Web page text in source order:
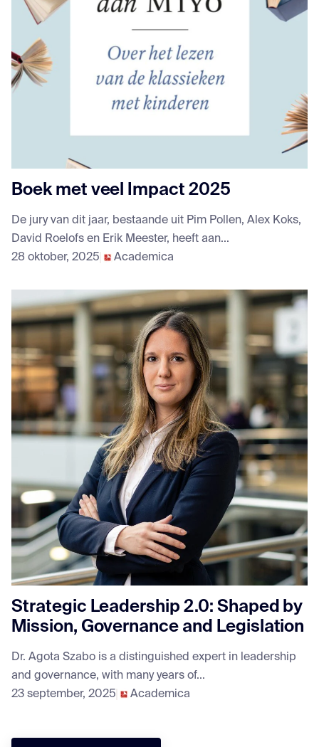
Boek met veel Impact 2025
De jury van dit jaar, bestaande uit Pim Pollen, Alex Koks,
David Roelofs en Erik Meester, heeft aan...
28 oktober, 2025
Academica
Strategic Leadership 2.0: Shaped by
Mission, Governance and Legislation
Dr. Agota Szabo is a distinguished expert in leadership
and governance, with many years of...
23 september, 2025
Academica